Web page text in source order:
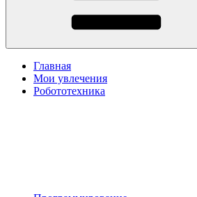
Главная
Мои увлечения
Робототехника